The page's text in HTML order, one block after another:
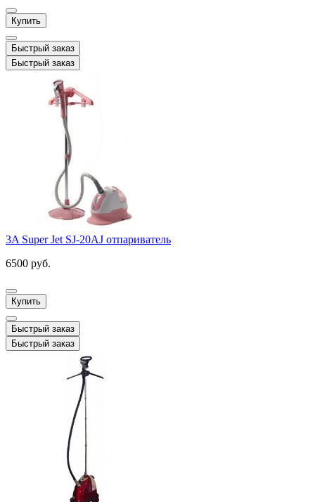
Купить
Быстрый заказ
Быстрый заказ
3A Super Jet SJ-20AJ отпариватель
6500 руб.
Купить
Быстрый заказ
Быстрый заказ